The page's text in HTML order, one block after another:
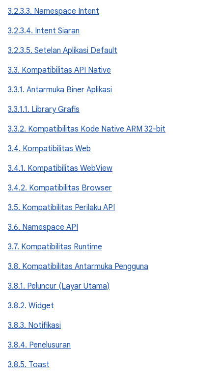
3.2.3.3. Namespace Intent
3.2.3.4. Intent Siaran
3.2.3.5. Setelan Aplikasi Default
3.3. Kompatibilitas API Native
3.3.1. Antarmuka Biner Aplikasi
3.3.1.1. Library Grafis
3.3.2. Kompatibilitas Kode Native ARM 32-bit
3.4. Kompatibilitas Web
3.4.1. Kompatibilitas WebView
3.4.2. Kompatibilitas Browser
3.5. Kompatibilitas Perilaku API
3.6. Namespace API
3.7. Kompatibilitas Runtime
3.8. Kompatibilitas Antarmuka Pengguna
3.8.1. Peluncur (Layar Utama)
3.8.2. Widget
3.8.3. Notifikasi
3.8.4. Penelusuran
3.8.5. Toast